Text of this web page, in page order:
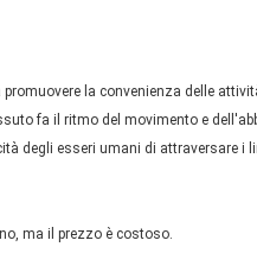
la convenienza delle
fa il ritmo del movimento e
degli esseri umani di attraversare i
ma il prezzo è costoso.